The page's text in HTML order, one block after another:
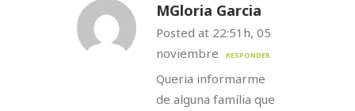
MGloria Garcia
Posted at 22:51h, 05
noviembre
RESPONDER
Queria informarme
de alguna família que